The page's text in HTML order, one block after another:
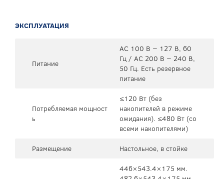
ЭКСПЛУАТАЦИЯ
Питание
AC 100 В ~ 127 В, 60
Гц / AC 200 В ~ 240 В,
50 Гц. Есть резервное
питание
Потребляемая мощност
ь
≤120 Вт (без
накопителей в режиме
ожидания). ≤480 Вт (со
всеми накопителями)
Размещение
Настольное, в стойке
446×543.4×175 мм.